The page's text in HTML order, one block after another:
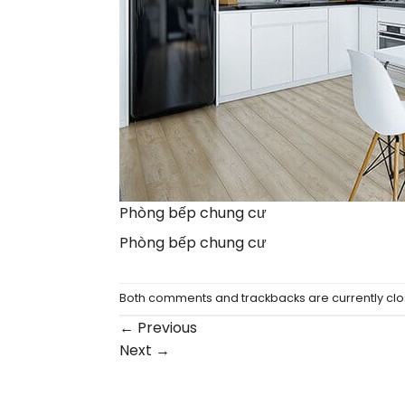
Phòng bếp chung cư
Phòng bếp chung cư
Both comments and trackbacks are currently
← Previous
Next →